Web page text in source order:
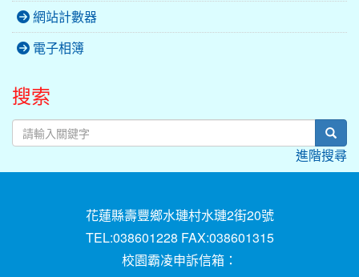
網站計數器
電子相簿
搜索
進階搜尋
花蓮縣壽豐鄉水璉村水璉2街20號
TEL:038601228 FAX:038601315
校園霸凌申訴信箱：